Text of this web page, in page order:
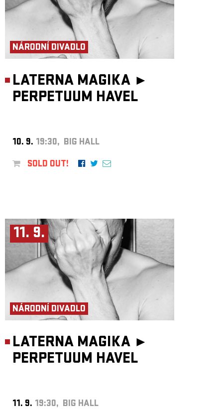
NÁRODNÍ DIVADLO
LATERNA MAGIKA ►
PERPETUUM HAVEL
10. 9. 19:30, BIG HALL
SOLD OUT!
11. 9.
NÁRODNÍ DIVADLO
LATERNA MAGIKA ►
PERPETUUM HAVEL
11. 9. 19:30, BIG HALL